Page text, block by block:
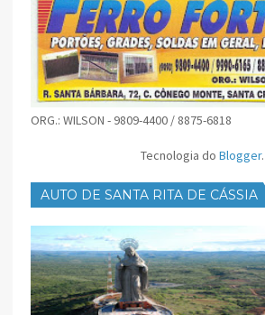
ORG.: WILSON - 9809-4400 / 8875-6818
Tecnologia do Blogger.
AUTO DE SANTA RITA DE CÁSSIA